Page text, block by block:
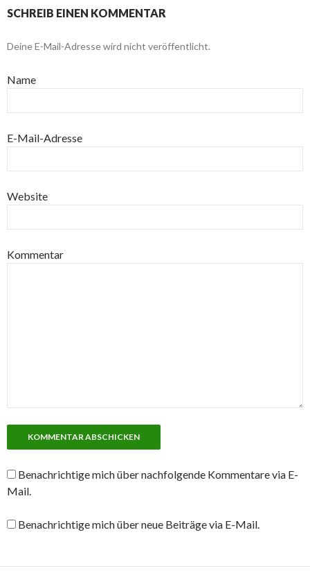
SCHREIB EINEN KOMMENTAR
Deine E-Mail-Adresse wird nicht veröffentlicht.
Name
E-Mail-Adresse
Website
Kommentar
Benachrichtige mich über nachfolgende Kommentare via E-
Mail.
Benachrichtige mich über neue Beiträge via E-Mail.